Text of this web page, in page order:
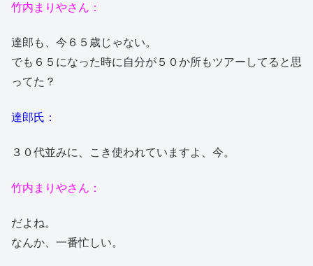
竹内まりやさん：
達郎も、今６５歳じゃない。
でも６５になった時に自分が５０か所もツアーしてると思
ってた？
達郎氏：
３０代並みに、こき使われていますよ、今。
竹内まりやさん：
だよね。
なんか、一番忙しい。